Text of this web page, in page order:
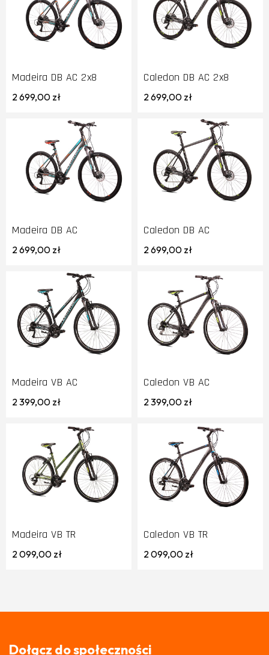
Madeira DB AC 2x8
2 699,00 zł
Caledon DB AC 2x8
2 699,00 zł
Madeira DB AC
2 699,00 zł
Caledon DB AC
2 699,00 zł
Madeira VB AC
2 399,00 zł
Caledon VB AC
2 399,00 zł
Madeira VB TR
2 099,00 zł
Caledon VB TR
2 099,00 zł
Dołącz do społeczności